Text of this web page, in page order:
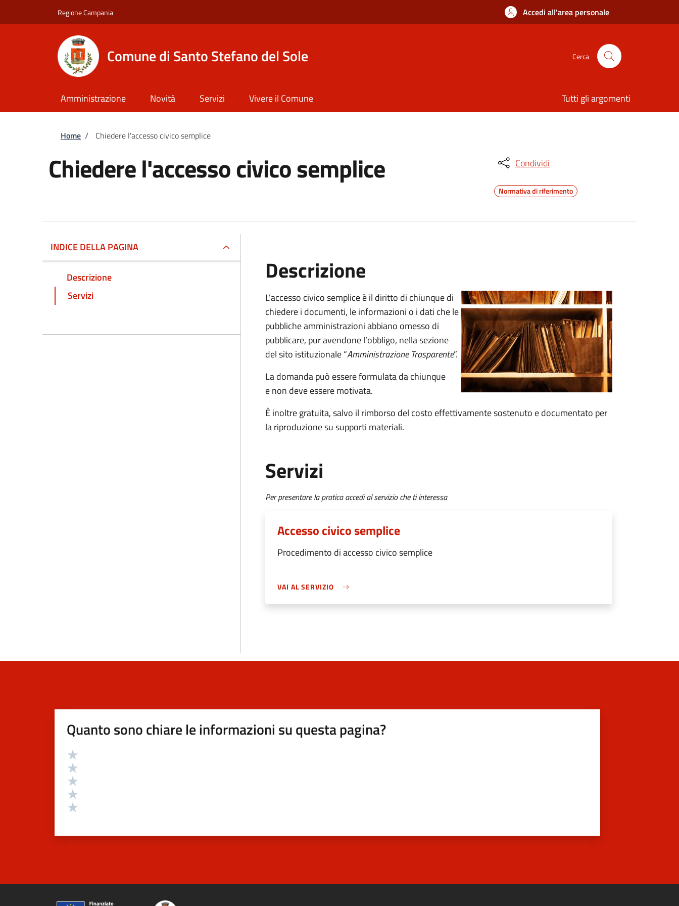
Regione Campania Accedi all'area personale
Comune di Santo Stefano del Sole Cerca
Amministrazione Novità Servizi Vivere il Comune Tutti gli argomenti
Briciole di pane
Home / Chiedere l'accesso civico semplice
Chiedere l'accesso civico semplice Condividi
Normativa di riferimento
INDICE DELLA PAGINA
Descrizione
Servizi
Descrizione
L’accesso civico semplice è il diritto di chiunque di
chiedere i documenti, le informazioni o i dati che le
pubbliche amministrazioni abbiano omesso di
pubblicare, pur avendone l’obbligo, nella sezione
del sito istituzionale “Amministrazione Trasparente”.
La domanda può essere formulata da chiunque
e non deve essere motivata.
È inoltre gratuita, salvo il rimborso del costo effettivamente sostenuto e documentato per
la riproduzione su supporti materiali.
Servizi
Per presentare la pratica accedi al servizio che ti interessa
Accesso civico semplice
Procedimento di accesso civico semplice
VAI AL SERVIZIO
Quanto sono chiare le informazioni su questa pagina?
Valutazione